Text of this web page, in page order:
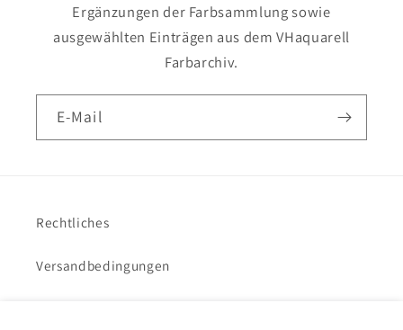
Ergänzungen der Farbsammlung sowie
ausgewählten Einträgen aus dem VHaquarell
Farbarchiv.
E-Mail
Rechtliches
Versandbedingungen